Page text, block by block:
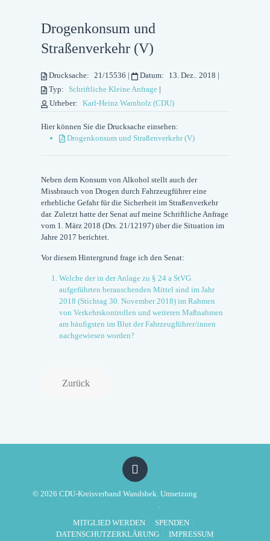
Drogenkonsum und
Straßenverkehr (V)
Drucksache: 21/15536 | Datum: 13. Dez.. 2018 |
Typ:
Schriftliche Kleine Anfrage |
Urheber:
Karl-Heinz Warnholz (CDU)
Hier können Sie die Drucksache einsehen:
Drogenkonsum und Straßenverkehr (V)
Neben dem Konsum von Alkohol stellt auch der
Missbrauch von Drogen durch Fahrzeugführer eine
erhebliche Gefahr für die Sicherheit im Straßenverkehr
dar. Zuletzt hatte der Senat auf meine Schriftliche Anfrage
vom 1. März 2018 (Drs. 21/12197) über die Situation im
Jahre 2017 berichtet.
Vor diesem Hintergrund frage ich den Senat:
Welche der in der Anlage zu § 24 a StVG
aufgeführten berauschenden Mittel sind im Jahr
2018 (Stichtag 30. November 2018) im Rahmen
von Verkehrskontrollen und weiteren Maßnahmen
am häufigsten im Blut der Fahrzeugführer/innen
nachgewiesen worden?
Zurück
© 2026 CDU-Kreisverband Wandsbek. Umsetzung
MITGLIED WERDEN
SPENDEN
DATENSCHUTZERKLÄRUNG
IMPRESSUM